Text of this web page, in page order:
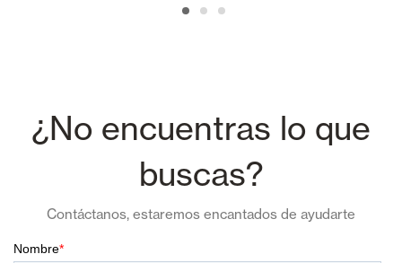
¿No encuentras lo que
buscas?
Contáctanos, estaremos encantados de ayudarte